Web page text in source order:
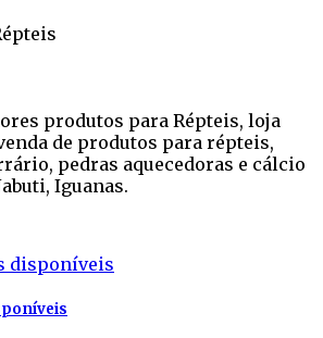
produtos para Répteis, loja
de produtos para répteis,
pedras aquecedoras e cálcio
Iguanas.